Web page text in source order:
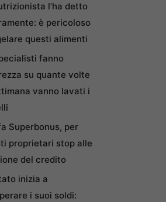
l’ha detto
è pericoloso
questi alimenti
fanno
su quante volte
vanno lavati i
Superbonus, per
proprietari stop alle
del credito
inizia a
i suoi soldi: